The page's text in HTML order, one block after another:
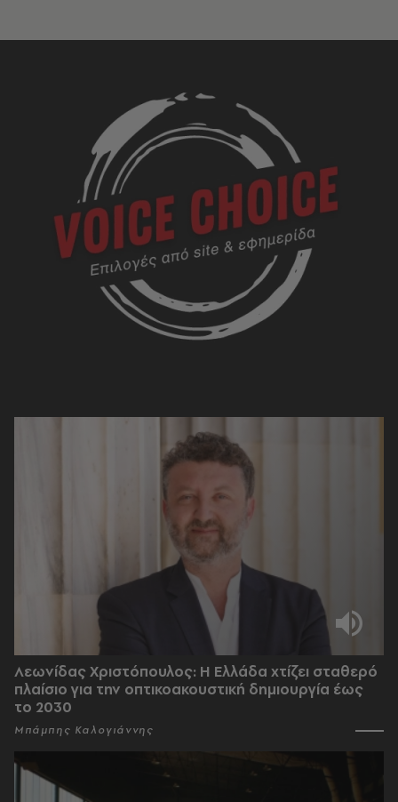
Λεωνίδας Χριστόπουλος: Η Ελλάδα χτίζει σταθερό
πλαίσιο για την οπτικοακουστική δημιουργία έως
το 2030
Μπάμπης Καλογιάννης